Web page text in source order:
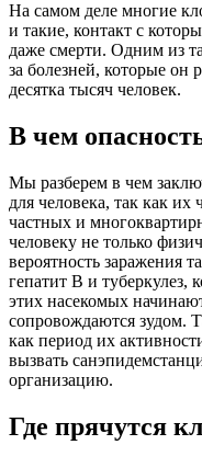
На самом деле многие
и такие, контакт с
даже смерти. Одним из
за болезней, которые он
десятка тысяч человек.
В чем
Мы разберем в чем
для человека, так как
частных и
человеку не только
вероятность заражения
гепатит В и туберкулез,
этих насекомых
сопровождаются зудом.
как период их
вызвать
организацию.
Где прячутся